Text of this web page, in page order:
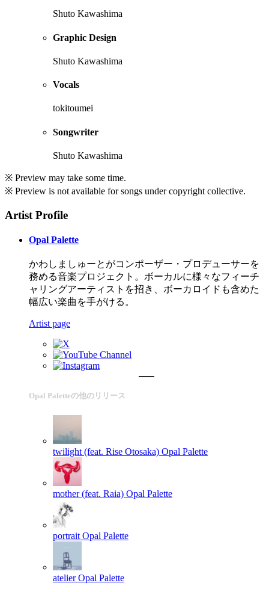
Shuto Kawashima
Graphic Design
Shuto Kawashima
Vocals
tokitoumei
Songwriter
Shuto Kawashima
※ Preview may take some time.
※ Preview is not available for songs under copyright collective.
Artist Profile
Opal Palette
かわしましゅーとがコンポーザー・プロデューサーを
務める音楽プロジェクト。ボーカルに様々なフィーチ
ャリングアーティストを招き、ボーカロイドも含めた
幅広い楽曲を手がける。
Artist page
Opal Paletteの他のリリース
twilight (feat. Rise Otosaka) Opal Palette
mother (feat. Raia) Opal Palette
portrait Opal Palette
atelier Opal Palette